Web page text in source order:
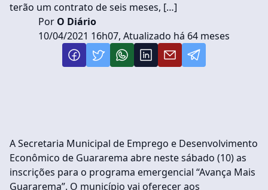
terão um contrato de seis meses, […]
Por O Diário
10/04/2021 16h07, Atualizado há 64 meses
A Secretaria Municipal de Emprego e Desenvolvimento
Econômico de Guararema abre neste sábado (10) as
inscrições para o programa emergencial “Avança Mais
Guararema”. O município vai oferecer aos